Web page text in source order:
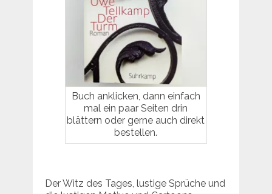
Buch anklicken, dann einfach
mal ein paar Seiten drin
blättern oder gerne auch direkt
bestellen.
Der Witz des Tages, lustige Sprüche und